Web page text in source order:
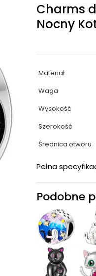
Charms
Nocny
Materiał
Waga
Wysokość
Szerokość
Średnica otworu
Pełna
Podobne